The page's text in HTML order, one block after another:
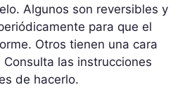
Algunos son reversibles y
para que el
Otros tienen una cara
las instrucciones
de hacerlo.